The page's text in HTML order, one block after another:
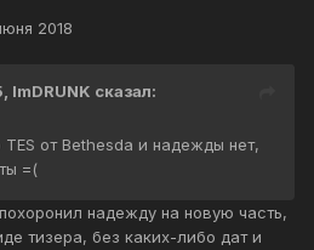
2018
сказал:
от Bethesda и надежды нет,
=(
надежду на новую часть,
тизера, без каких-либо дат и